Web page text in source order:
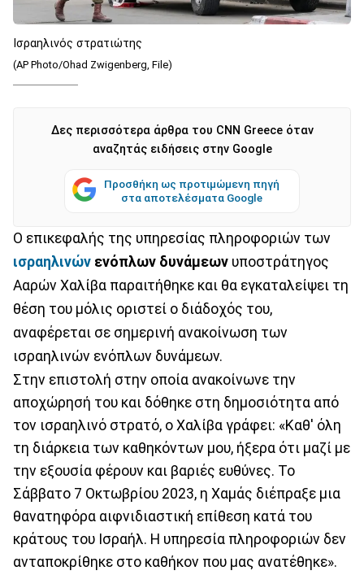
Ισραηλινός στρατιώτης
(AP Photo/Ohad Zwigenberg, File)
Δες περισσότερα άρθρα του CNN Greece όταν
αναζητάς ειδήσεις στην Google
Προσθήκη ως προτιμώμενη πηγή
στα αποτελέσματα Google
Ο επικεφαλής της υπηρεσίας πληροφοριών των
ισραηλινών ενόπλων δυνάμεων υποστράτηγος
Ααρών Χαλίβα παραιτήθηκε και θα εγκαταλείψει τη
θέση του μόλις οριστεί ο διάδοχός του,
αναφέρεται σε σημερινή ανακοίνωση των
ισραηλινών ενόπλων δυνάμεων.
Στην επιστολή στην οποία ανακοίνωνε την
αποχώρησή του και δόθηκε στη δημοσιότητα από
τον ισραηλινό στρατό, ο Χαλίβα γράφει: «Καθ' όλη
τη διάρκεια των καθηκόντων μου, ήξερα ότι μαζί με
την εξουσία φέρουν και βαριές ευθύνες. Το
Σάββατο 7 Οκτωβρίου 2023, η Χαμάς διέπραξε μια
θανατηφόρα αιφνιδιαστική επίθεση κατά του
κράτους του Ισραήλ. Η υπηρεσία πληροφοριών δεν
ανταποκρίθηκε στο καθήκον που μας ανατέθηκε».